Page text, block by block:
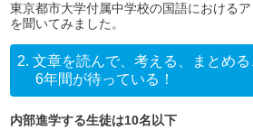
東京都市大学付属中学校の国語における
を聞いてみました。
2. 文章を読んで、考える、まとめ
6年間が待っている！
内部進学する生徒は10名以下